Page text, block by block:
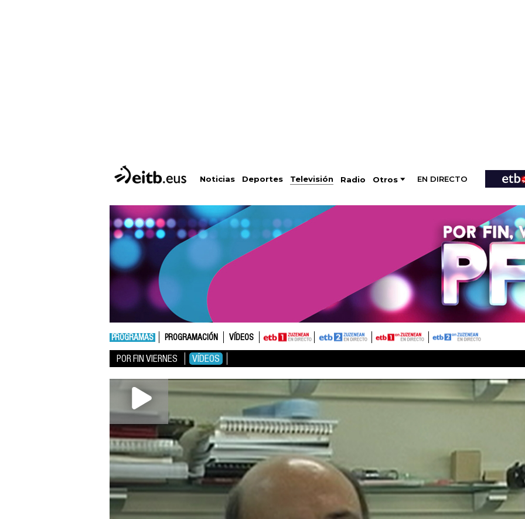
Noticias Deportes Televisión Radio Otros EN DIRECTO
PROGRAMAS PROGRAMACIÓN VÍDEOS
POR FIN VIERNES VÍDEOS